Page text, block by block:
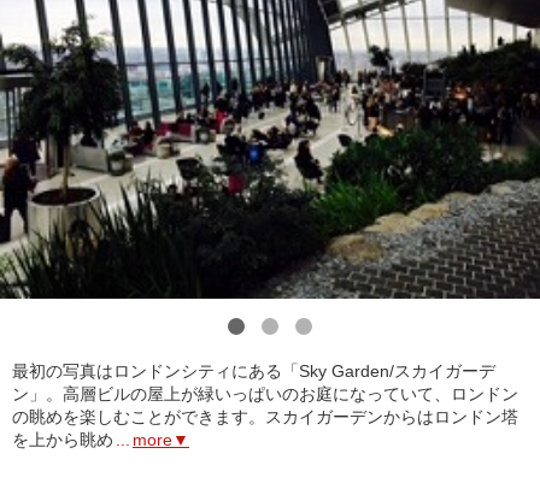
最初の写真はロンドンシティにある「Sky Garden/スカイガーデ
ン」。高層ビルの屋上が緑いっぱいのお庭になっていて、ロンドン
の眺めを楽しむことができます。スカイガーデンからはロンドン塔
を上から眺め
more▼